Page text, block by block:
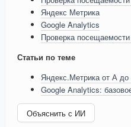
Яндекс Метрика
Google Analytics
Проверка
Статьи по теме
Яндекс.Метрика от А
Google Analytics:
Объяснить с ИИ